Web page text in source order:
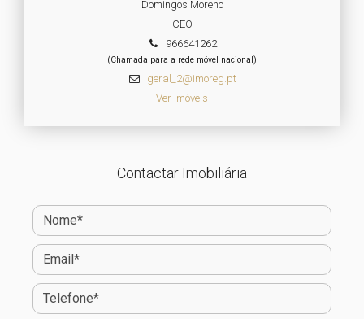
Domingos Moreno
CEO
966641262
(Chamada para a rede móvel nacional)
geral_2@imoreg.pt
Ver Imóveis
Contactar Imobiliária